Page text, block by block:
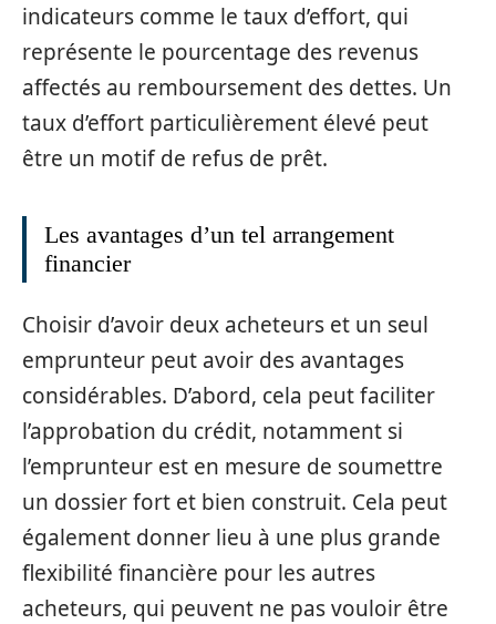
indicateurs comme le taux d’effort, qui
représente le pourcentage des revenus
affectés au remboursement des dettes. Un
taux d’effort particulièrement élevé peut
être un motif de refus de prêt.
Les avantages d’un tel arrangement
financier
Choisir d’avoir deux acheteurs et un seul
emprunteur peut avoir des avantages
considérables. D’abord, cela peut faciliter
l’approbation du crédit, notamment si
l’emprunteur est en mesure de soumettre
un dossier fort et bien construit. Cela peut
également donner lieu à une plus grande
flexibilité financière pour les autres
acheteurs, qui peuvent ne pas vouloir être